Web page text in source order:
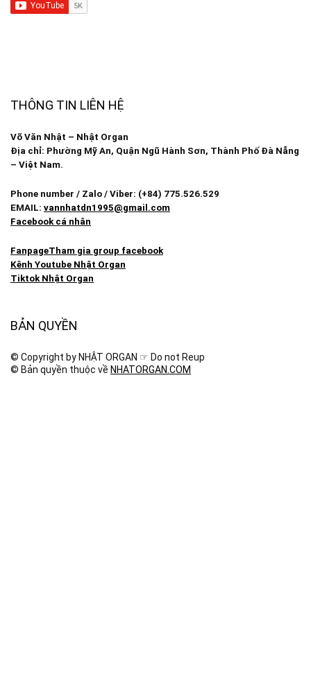
THÔNG TIN LIÊN HỆ
Võ Văn Nhật – Nhật Organ
Địa chỉ: Phường Mỹ An, Quận Ngũ Hành Sơn, Thành Phố Đà Nẵng
– Việt Nam.
Phone number / Zalo / Viber: (+84) 775.526.529
EMAIL: vannhatdn1995@gmail.com
Facebook cá nhân
FanpageTham gia group facebook
Kênh Youtube Nhật Organ
Tiktok Nhật Organ
BẢN QUYỀN
© Copyright by NHẬT ORGAN ☞ Do not Reup
© Bản quyền thuộc về NHATORGAN.COM